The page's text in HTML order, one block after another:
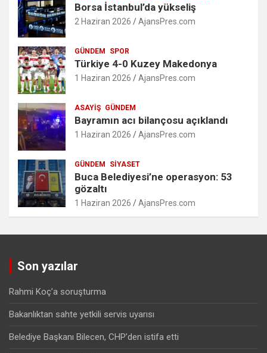
Borsa İstanbul’da yükseliş
2 Haziran 2026 AjansPres.com
GÜNDEM SPOR
Türkiye 4-0 Kuzey Makedonya
1 Haziran 2026 AjansPres.com
ASAYIŞ GÜNDEM
Bayramın acı bilançosu açıklandı
1 Haziran 2026 AjansPres.com
GÜNDEM SIYASET
Buca Belediyesi’ne operasyon: 53
gözaltı
1 Haziran 2026 AjansPres.com
Son yazılar
Rahmi Koç’a soruşturma
Bakanlıktan sahte yetkili servis uyarısı
Belediye Başkanı Bilecen, CHP’den istifa etti